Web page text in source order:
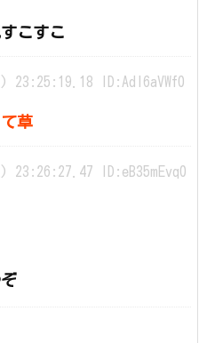
こすこ
23:25:19.18 ID:AdI6aVWf0
草
23:26:27.47 ID:eB35mEvq0